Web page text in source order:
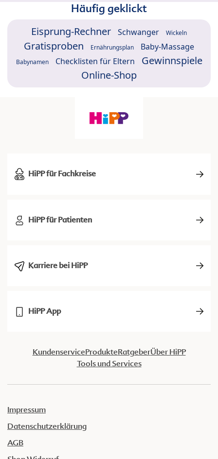
Häufig geklickt
Eisprung-Rechner Schwanger Wickeln
Gratisproben Ernährungsplan Baby-Massage
Babynamen Checklisten für Eltern
Gewinnspiele
Online-Shop
HiPP für Fachkreise
HiPP für Patienten
Karriere bei HiPP
HiPP App
KundenserviceProdukteRatgeberÜber HiPP
Tools und Services
Impressum
Datenschutzerklärung
AGB